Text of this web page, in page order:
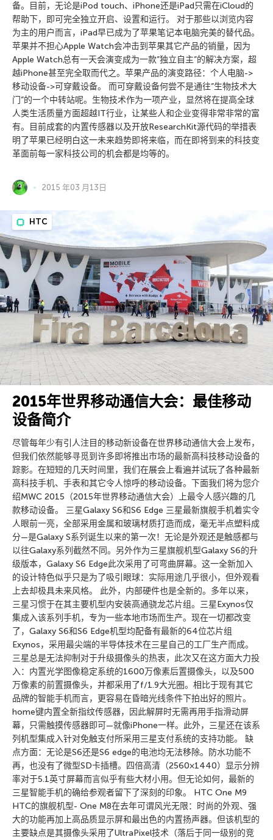
备。目前，无论是iPod touch、iPhone还是iPad只需在iCloud的
帮助下，即可完全独立开启、设置和运行。 对于那些以浏览内容
为主的用户而言，iPad早已成为了苹果笔记本电脑完美的替代品。
苹果并不担心Apple Watch会冲击到苹果其它产品的销量，因为
Apple Watch总有一天会演变成为一款”独立自主”的解决方案，超
越iPhone甚至完全取而代之。苹果产品的演变路径：个人电脑->
移动设备->可穿戴设备。 而可穿戴设备何尝不是通往”生物技术大
门”的一个中转站呢。生物技术作为一项产业，显然将在提高全球
人类生活质量方面超越IT行业，让某些人和企业变得非常非常的富
有。目前成套的内置传感器以及开放ResearchKit源代码的举措表
明了苹果已经明白这一未来趋势即将来临，而在即将到来的科技变
革面前每一家科技公司的机会都是均等的。
2015 年03 月13日
HTC
2015年世界移动通信大会：最佳移动
设备简介
尽管每年少有引人注目的移动新设备在世界移动通信大会上发布，
但我们依然能够寻觅到许多即将推出市场的最新高科技移动设备的
踪影。在短短的几天时间里，我们在展会上看遍并试玩了各种最新
高科技手机、手表和其它令人惊呼的移动设备。下面我们将为您介
绍MWC 2015（2015年世界移动通信大会）上最令人感兴趣的几
款移动设备。 三星Galaxy S6和S6 Edge 三星最新旗舰手机着实令
人眼前一亮，全部采用金属和玻璃材质打造而成，毫无半点塑料成
分—是Galaxy S系列诞生以来的第一次！无论是外观还是触感都与
以往Galaxy系列截然不同。另外作为三星旗舰机型Galaxy S6的升
级版本，Galaxy S6 Edge此次采用了可弯曲屏幕。这一全新加入
的设计特色似乎只是为了吸引眼球：实际用途几乎很小，但外观看
上去却极具未来风格。 此外，内部硬件也是全新的。多年以来，
三星习惯于在其主要机型内安装高通骁龙芯片组。三星Exynos仅
集成入该系列手机，专为一些本地市场而生产。现在一切都改变
了，Galaxy S6和S6 Edge机型均配备有最新的64位芯片组
Exynos，采用最尖端的半导体技术在三星自己的工厂生产而成。
三星总是无法抑制对于升级摄像头的热衷，此次又在这方面大力投
入：内置光学图像稳定系统的1600万像素后置摄像头，以及500
万像素的前置摄像头，并都采用了f/1.9大光圈。相比于现有其它
品牌的智能手机而言，更容易在昏暗光线条件下拍出好的照片。
home键内置全新指纹传感器，因此解屏时无需再用手指滑动屏
幕，只需触摸传感器即可—就像iPhone一样。此外，三星还在该系
列机型集成入针对免触支付所采用三星支付系统的支持功能。 缺
点方面：无论是S6还是S6 edge的电池均无法移除。防水功能不
再，也没有了微型SD卡插槽。四倍高清（2560×1440）显示分辨
率对于5.1英寸屏幕而言似乎有些大材小用。但无论如何，最新的
三星智能手机的确给参观者留下了深刻的印象。 HTC One M9
HTC的旗舰机型- One M8在去年可谓风光无限：时尚的外观、强
大的功能再加上高品质显示屏和最出色的内置扬声器。但该机型的
主要缺点是其摄像头采用了UltraPixel技术（落后于同一级别的竞